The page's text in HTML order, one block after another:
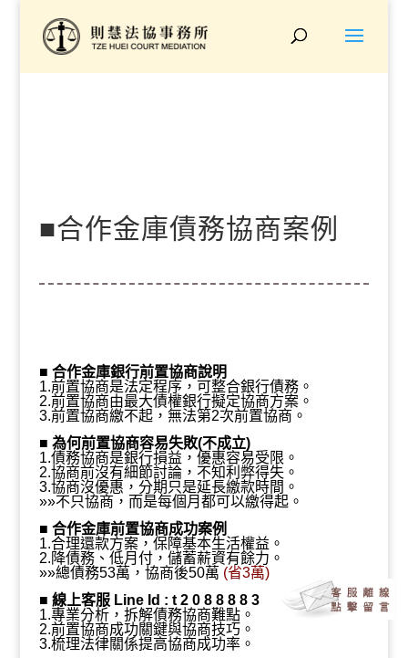
■合作金庫債務協商案例
萬、月付6,000、省3萬』
■ 合作金庫銀行前置協商說明
1.前置協商是法定程序，可整合銀行債務。
2.前置協商由最大債權銀行擬定協商方案。
3.前置協商繳不起，無法第2次前置協商。
■ 為何前置協商容易失敗(不成立)
1.債務協商是銀行損益，優惠容易受限。
2.協商前沒有細節討論，不知利弊得失。
3.協商沒優惠，分期只是延長繳款時間。
»»不只協商，而是每個月都可以繳得起。
■ 合作金庫前置協商成功案例
1.合理還款方案，保障基本生活權益。
2.降債務、低月付，儲蓄薪資有餘力。
»»總債務53萬，協商後50萬 (省3萬)
■ 線上客服 Line Id : t 2 0 8 8 8 8 3
1.專業分析，拆解債務協商難點。
2.前置協商成功關鍵與協商技巧。
3.梳理法律關係提高協商成功率。